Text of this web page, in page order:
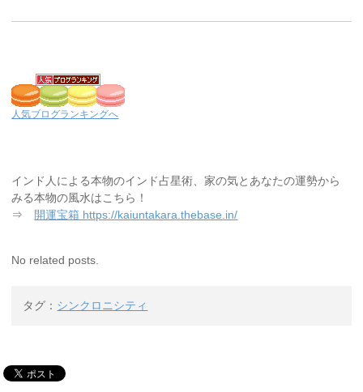
人気ブログランキングへ
インド人による本物のインド占星術、家の気とあなたの運勢から
みる本物の風水はこちら！
⇒ 開運宝箱 https://kaiuntakara.thebase.in/
No related posts.
タグ： シンクロニシティ